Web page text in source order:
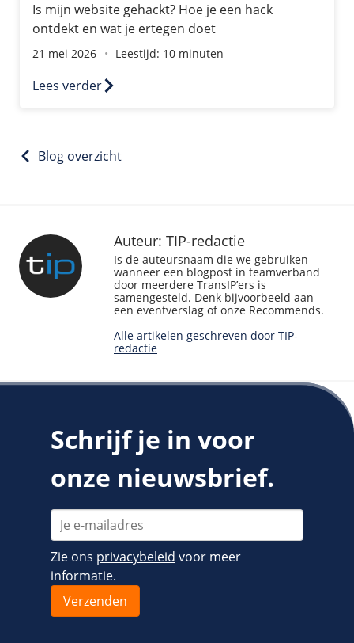
Is mijn website gehackt? Hoe je een hack
ontdekt en wat je ertegen doet
21 mei 2026 Leestijd: 10 minuten
Lees verder
Blog overzicht
Auteur: TIP-redactie
Is de auteursnaam die we gebruiken
wanneer een blogpost in teamverband
door meerdere TransIP’ers is
samengesteld. Denk bijvoorbeeld aan
een eventverslag of onze Recommends.
Alle artikelen geschreven door TIP-
redactie
Schrijf je in voor
onze nieuwsbrief.
Zie ons privacybeleid voor meer
informatie.